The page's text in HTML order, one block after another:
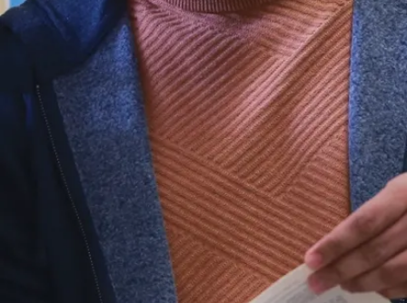
Une question ? Nous
sommes là pour vous aider.
Que vous exploriez vos options ou que vous soyez prêt·e
à passer à l’étape suivante, notre équipe de recrutement
se fera un plaisir de répondre à vos questions sur les